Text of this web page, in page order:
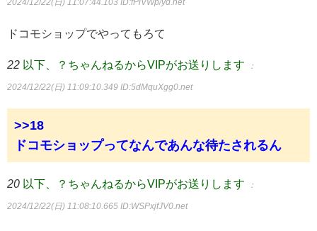
2024/12/22(日) 11:07:44.103 ID:fPlVWp/yd.net
ドコモショップでやってもろて
22 以下、？ちゃんねるからVIPがお送りします ：
2024/12/22(日) 11:09:10.349 ID:5dMquXgg0.net
>>18
ドコモショップってなんであんな待たされるん
20 以下、？ちゃんねるからVIPがお送りします ：
2024/12/22(日) 11:08:10.665 ID:WSPxjfJV0.net